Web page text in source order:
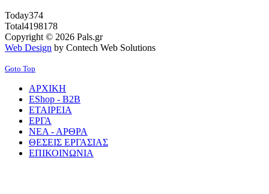
Today374
Total4198178
Copyright © 2026 Pals.gr
Web Design by Contech Web Solutions
Goto Top
ΑΡΧΙΚΗ
EShop - B2B
ΕΤΑΙΡΕΙΑ
ΕΡΓΑ
ΝΕΑ - ΑΡΘΡΑ
ΘΕΣΕΙΣ ΕΡΓΑΣΙΑΣ
ΕΠΙΚΟΙΝΩΝΙΑ